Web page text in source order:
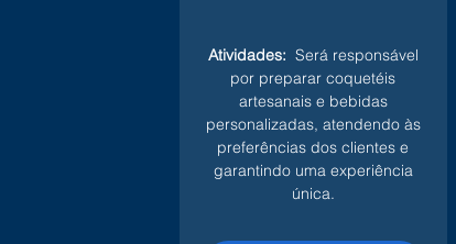
Atividades: Será responsável
por preparar coquetéis
artesanais e bebidas
personalizadas, atendendo às
preferências dos clientes e
garantindo uma experiência
única.